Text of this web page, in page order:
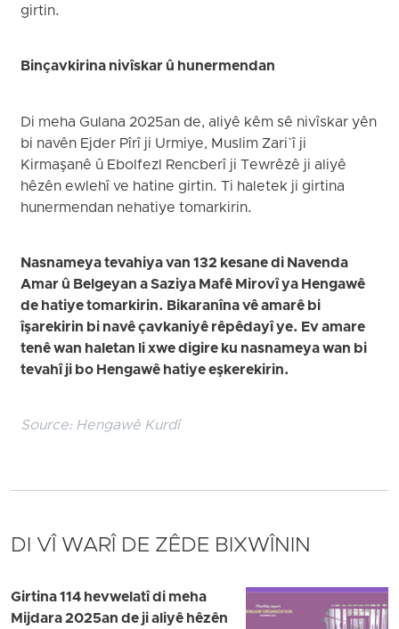
girtin.
Binçavkirina nivîskar û hunermendan
Di meha Gulana 2025an de, aliyê kêm sê nivîskar yên
bi navên Ejder Pîrî ji Urmiye, Muslim Zari`î ji
Kirmaşanê û Ebolfezl Rencberî ji Tewrêzê ji aliyê
hêzên ewlehî ve hatine girtin. Ti haletek ji girtina
hunermendan nehatiye tomarkirin.
Nasnameya tevahiya van 132 kesane di Navenda
Amar û Belgeyan a Saziya Mafê Mirovî ya Hengawê
de hatiye tomarkirin. Bikaranîna vê amarê bi
îşarekirin bi navê çavkaniyê rêpêdayî ye. Ev amare
tenê wan haletan li xwe digire ku nasnameya wan bi
tevahî ji bo Hengawê hatiye eşkerekirin.
Source: Hengawê Kurdî
DI VÎ WARÎ DE ZÊDE BIXWÎNIN
Girtina 114 hevwelatî di meha
Mijdara 2025an de ji aliyê hêzên